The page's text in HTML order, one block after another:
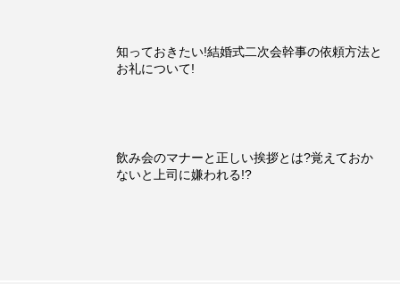
知っておきたい!結婚式二次会幹事の依頼方法と
お礼について!
飲み会のマナーと正しい挨拶とは?覚えておか
ないと上司に嫌われる!?